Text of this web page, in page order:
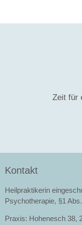
Zeit für
Kontakt
Heilpraktikerin
Psychotherapie, §1
Praxis: Hohenesch 38,